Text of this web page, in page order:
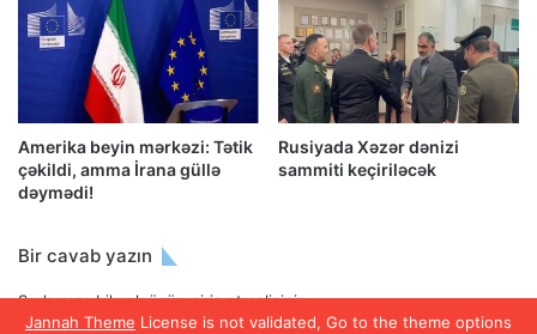
Jannah Theme License is not validated, Go to the theme options
Amerika beyin mərkəzi: Tətik
çəkildi, amma İrana güllə
dəymədi!
Rusiyada Xəzər dənizi
sammiti keçiriləcək
Bir cavab yazın
Şərh yaza bilmək üçüngiriş etməlisiniz.